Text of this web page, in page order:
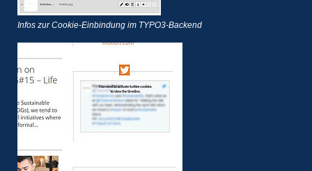
Infos zur Cookie-Einbindung im TYPO3-Backend